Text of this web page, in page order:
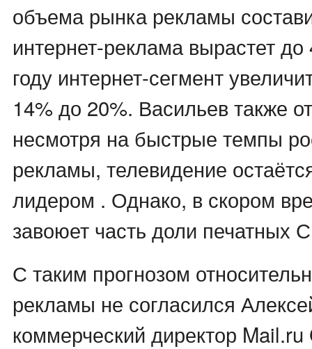
объема рынка рекламы
интернет-реклама вырастет
году интернет-сегмент
14% до 20%. Васильев также
несмотря на быстрые темпы
рекламы, телевидение
лидером . Однако, в скором
завоюет часть доли печатных
С таким прогнозом
рекламы не согласился
коммерческий директор